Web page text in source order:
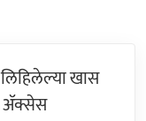
खास
ॲक्सेस